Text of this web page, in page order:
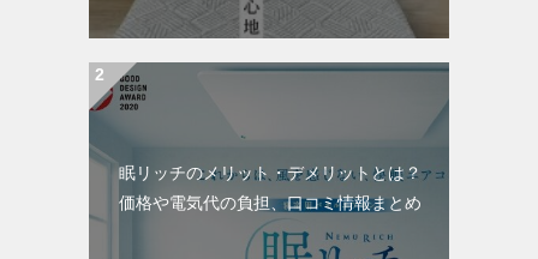
眠リッチのメリット・デメリットとは？
価格や電気代の負担、口コミ情報まとめ